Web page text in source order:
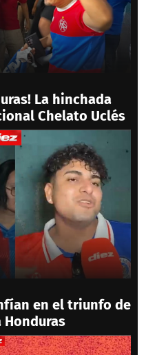
La hinchada
Chelato Uclés
en el triunfo de
Honduras